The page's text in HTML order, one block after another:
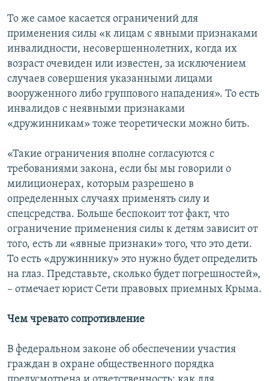
То же самое касается ограничений для
применения силы «к лицам с явными признаками
инвалидности, несовершеннолетних, когда их
возраст очевиден или известен, за исключением
случаев совершения указанными лицами
вооруженного либо группового нападения». То есть
инвалидов с неявными признаками
«дружинникам» тоже теоретически можно бить.
«Такие ограничения вполне согласуются с
требованиями закона, если бы мы говорили о
милиционерах, которым разрешено в
определенных случаях применять силу и
спецсредства. Больше беспокоит тот факт, что
ограничение применения силы к детям зависит от
того, есть ли «явные признаки» того, что это дети.
То есть «дружиннику» это нужно будет определить
на глаз. Представьте, сколько будет погрешностей»,
– отмечает юрист Сети правовых приемных Крыма.
Чем чревато сопротивление
В федеральном законе об обеспечении участия
граждан в охране общественного порядка